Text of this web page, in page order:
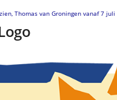
Thomas van Groningen vanaf 7 juli